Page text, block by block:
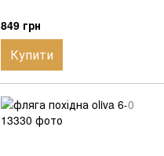
849 грн
Купити